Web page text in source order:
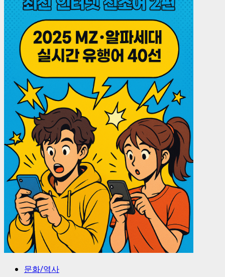
문화/역사